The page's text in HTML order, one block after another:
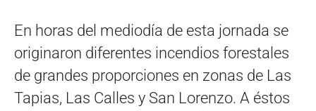
En horas del mediodía de esta jornada se
originaron diferentes incendios forestales
de grandes proporciones en zonas de Las
Tapias, Las Calles y San Lorenzo. A éstos